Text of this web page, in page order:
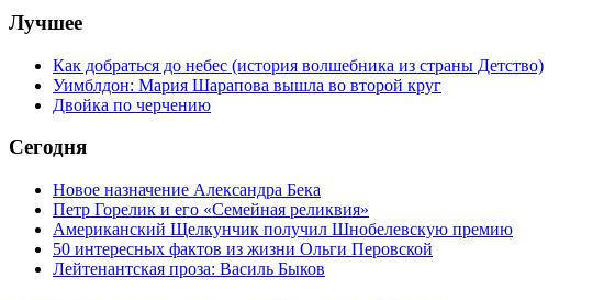
Лучшее
Как добраться до небес (история волшебника из страны Детство)
Уимблдон: Мария Шарапова вышла во второй круг
Двойка по черчению
Сегодня
Новое назначение Александра Бека
Петр Горелик и его «Семейная реликвия»
Американский Щелкунчик получил Шнобелевскую премию
50 интересных фактов из жизни Ольги Перовской
Лейтенантская проза: Василь Быков